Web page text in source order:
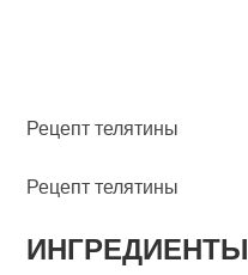
Рецепт телятины
Рецепт телятины
ИНГРЕДИЕНТЫ